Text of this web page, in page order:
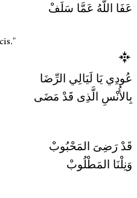
عَفَا اللَّهُ عَمَّا سَلَفْ
عُودِي يَا لَيَالِي الرِّضَا
بِالأُنْسِ الَّذِى قَدْ مَضَى
قَدْ رَضِىَ المَحْبُوبْ
وَنِلْنَا المَطْلُوبْ